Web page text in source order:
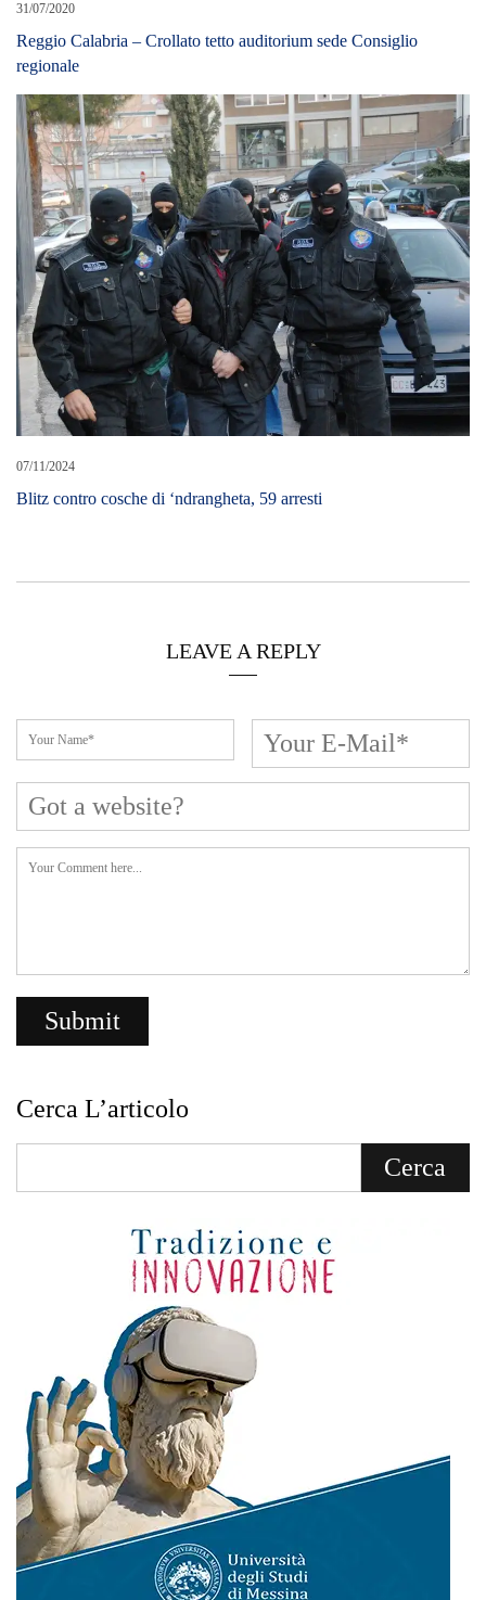
31/07/2020
Reggio Calabria – Crollato tetto auditorium sede Consiglio
regionale
07/11/2024
Blitz contro cosche di ‘ndrangheta, 59 arresti
LEAVE A REPLY
Cerca L’articolo